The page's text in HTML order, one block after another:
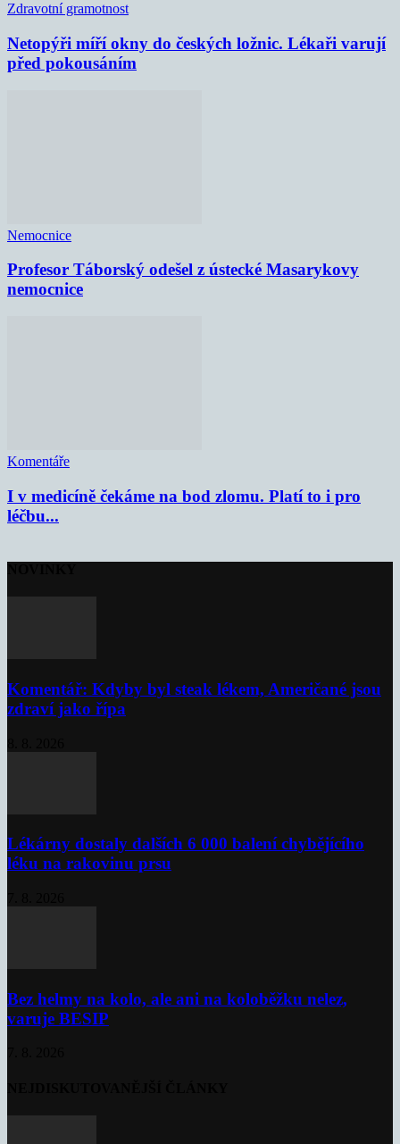
Zdravotní gramotnost
Netopýři míří okny do českých ložnic. Lékaři varují
před pokousáním
Nemocnice
Profesor Táborský odešel z ústecké Masarykovy
nemocnice
Komentáře
I v medicíně čekáme na bod zlomu. Platí to i pro
léčbu...
Komentář: Kdyby byl steak lékem, Američané jsou
zdraví jako řípa
Lékárny dostaly dalších 6 000 balení chybějícího
léku na rakovinu prsu
Bez helmy na kolo, ale ani na koloběžku nelez,
varuje BESIP